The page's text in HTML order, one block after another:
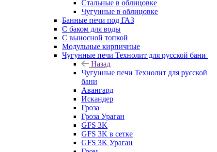
Стальные в облицовке
Чугунные в облицовке
Банные печи под ГАЗ
С баком для воды
С выносной топкой
Модульные кирпичные
Чугунные печи Технолит для русской бани
Назад
Чугунные печи Технолит для русской
бани
Авангард
Искандер
Гроза
Гроза Ураган
GFS 3K
GFS 3K в сетке
GFS 3K Ураган